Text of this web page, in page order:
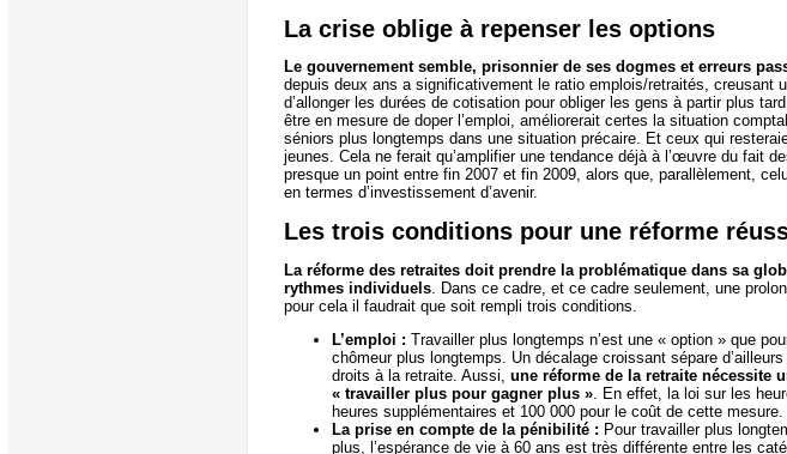
La crise oblige à repenser les options
Le gouvernement semble, prisonnier de ses dogmes et erreurs
depuis deux ans a significativement le ratio emplois/retraités, creusant
d’allonger les durées de cotisation pour obliger les gens à partir plus
être en mesure de doper l’emploi, améliorerait certes la situation
séniors plus longtemps dans une situation précaire. Et ceux qui
jeunes. Cela ne ferait qu’amplifier une tendance déjà à l’œuvre du fait
presque un point entre fin 2007 et fin 2009, alors que, parallèlement,
en termes d’investissement d’avenir.
Les trois conditions pour une réforme
La réforme des retraites doit prendre la problématique dans sa
rythmes individuels. Dans ce cadre, et ce cadre seulement, une
pour cela il faudrait que soit rempli trois conditions.
L’emploi : Travailler plus longtemps n’est une « option » que
chômeur plus longtemps. Un décalage croissant sépare
droits à la retraite. Aussi, une réforme de la retraite nécessite
« travailler plus pour gagner plus ». En effet, la loi sur les
heures supplémentaires et 100 000 pour le coût de cette mesure.
La prise en compte de la pénibilité : Pour travailler plus
plus, l’espérance de vie à 60 ans est très différente entre les